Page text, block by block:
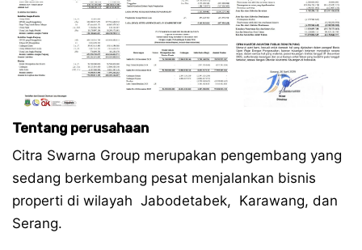
Tentang perusahaan
Citra Swarna Group merupakan pengembang yang
sedang berkembang pesat menjalankan bisnis
properti di wilayah Jabodetabek, Karawang, dan
Serang.